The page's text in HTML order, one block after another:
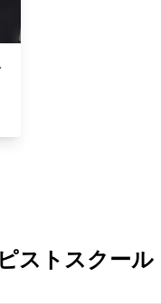
ストスクール